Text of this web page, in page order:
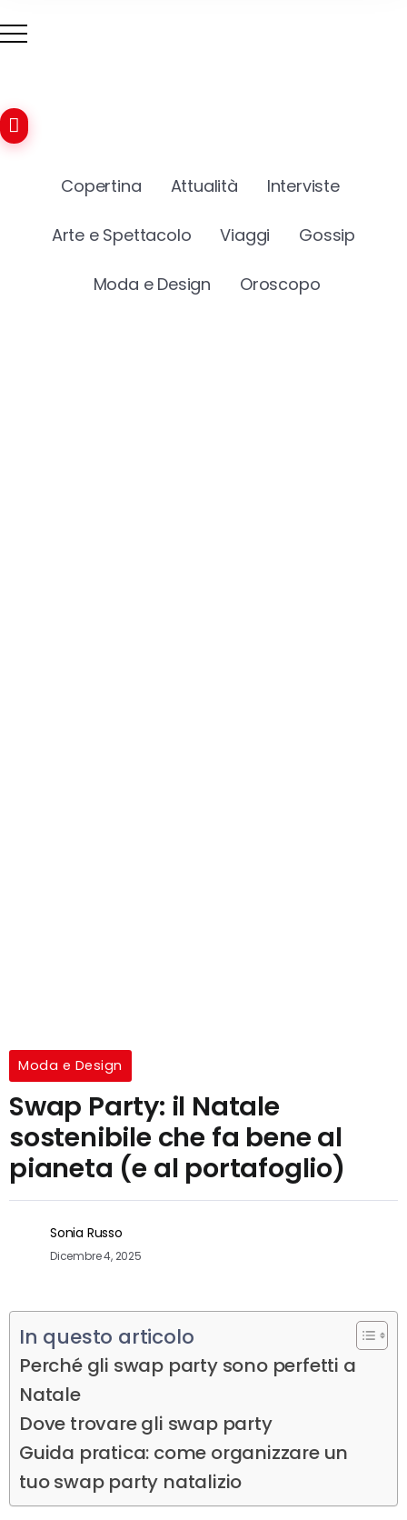
Copertina Attualità Interviste
Arte e Spettacolo Viaggi Gossip
Moda e Design Oroscopo
Moda e Design
Swap Party: il Natale
sostenibile che fa bene al
pianeta (e al portafoglio)
Sonia Russo
Dicembre 4, 2025
In questo articolo
Perché gli swap party sono perfetti a
Natale
Dove trovare gli swap party
Guida pratica: come organizzare un
tuo swap party natalizio